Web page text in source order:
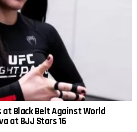
at Black Belt Against World
at BJJ Stars 16